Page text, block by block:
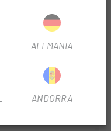
ALEMANIA
ANDORRA